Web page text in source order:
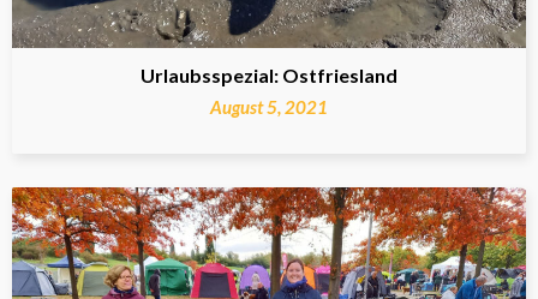
Urlaubsspezial: Ostfriesland
August 5, 2021